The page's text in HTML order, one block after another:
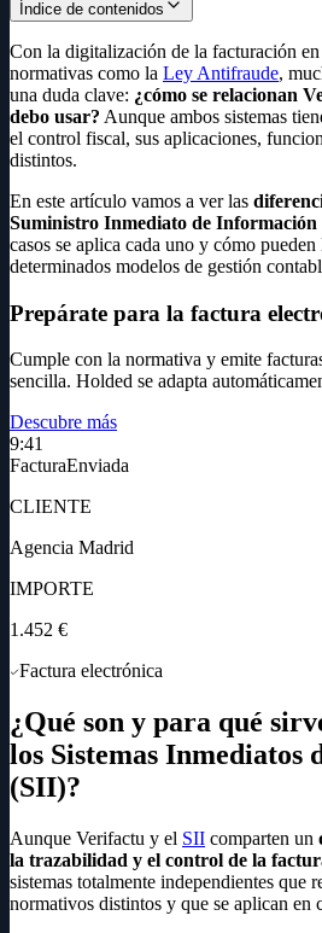
Índice de contenidos
Con la digitalización de la facturación
normativas como la Ley Antifraude,
una duda clave: ¿cómo se relacionan
debo usar? Aunque ambos sistemas
el control fiscal, sus aplicaciones,
distintos.
En este artículo vamos a ver las
Suministro Inmediato de
casos se aplica cada uno y cómo
determinados modelos de gestión
Prepárate para la factura
Cumple con la normativa y emite
sencilla. Holded se adapta
Descubre más
9:41
FacturaEnviada
CLIENTE
Agencia Madrid
IMPORTE
1.452 €
Factura electrónica
¿Qué son y para qué
los Sistemas Inmediatos
(SII)?
Aunque Verifactu y el SII comparten un
la trazabilidad y el control de la
sistemas totalmente independientes que
normativos distintos y que se aplican en